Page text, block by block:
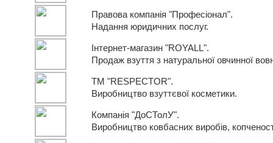
Правова компанія "Професіонал".
Надання юридичних послуг.
Інтернет-магазин "ROYALL".
Продаж взуття з натуральної овчинної
ТМ "RESPECTOR".
Виробництво взуттєвої косметики.
Компанія "ДоСТолУ".
Виробництво ковбасних виробів,